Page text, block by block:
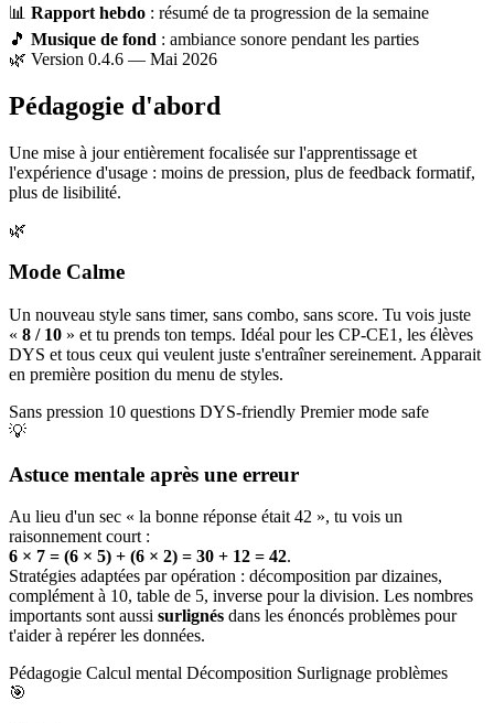
📊 Rapport hebdo : résumé de ta progression de la semaine
🎵 Musique de fond : ambiance sonore pendant les parties
🌿 Version 0.4.6 — Mai 2026
Pédagogie d'abord
Une mise à jour entièrement focalisée sur l'apprentissage et
l'expérience d'usage : moins de pression, plus de feedback formatif,
plus de lisibilité.
🌿
Mode Calme
Un nouveau style sans timer, sans combo, sans score. Tu vois juste
« 8 / 10 » et tu prends ton temps. Idéal pour les CP-CE1, les élèves
DYS et tous ceux qui veulent juste s'entraîner sereinement. Apparait
en première position du menu de styles.
Sans pression 10 questions DYS-friendly Premier mode safe
💡
Astuce mentale après une erreur
Au lieu d'un sec « la bonne réponse était 42 », tu vois un
raisonnement court :
6 × 7 = (6 × 5) + (6 × 2) = 30 + 12 = 42.
Stratégies adaptées par opération : décomposition par dizaines,
complément à 10, table de 5, inverse pour la division. Les nombres
importants sont aussi surlignés dans les énoncés problèmes pour
t'aider à repérer les données.
Pédagogie Calcul mental Décomposition Surlignage problèmes
🎯